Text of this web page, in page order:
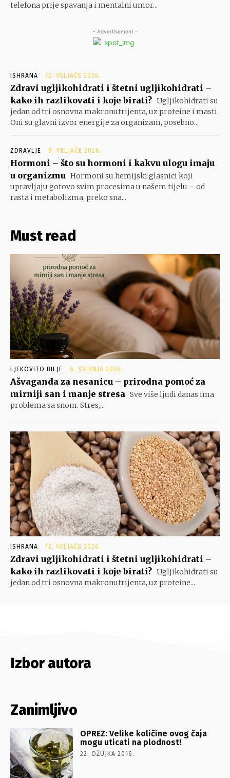
telefona prije spavanja i mentalni umor...
- Advertisement -
ISHRANA 12. VELJAČE 2026.
Zdravi ugljikohidrati i štetni ugljikohidrati –
kako ih razlikovati i koje birati? Ugljikohidrati su
jedan od tri osnovna makronutrijenta, uz proteine i masti.
Oni su glavni izvor energije za organizam, posebno...
ZDRAVLJE 9. VELJAČE 2026.
Hormoni – što su hormoni i kakvu ulogu imaju
u organizmu Hormoni su hemijski glasnici koji
upravljaju gotovo svim procesima u našem tijelu – od
rasta i metabolizma, preko sna...
Must read
LJEKOVITO BILJE 6. SVIBNJA 2026.
Ašvaganda za nesanicu – prirodna pomoć za
mirniji san i manje stresa Sve više ljudi danas ima
problema sa snom. Stres,...
ISHRANA 12. VELJAČE 2026.
Zdravi ugljikohidrati i štetni ugljikohidrati –
kako ih razlikovati i koje birati? Ugljikohidrati su
jedan od tri osnovna makronutrijenta, uz proteine...
Izbor autora
Zanimljivo
OPREZ: Velike količine ovog čaja
mogu uticati na plodnost!
22. OŽUJKA 2016.